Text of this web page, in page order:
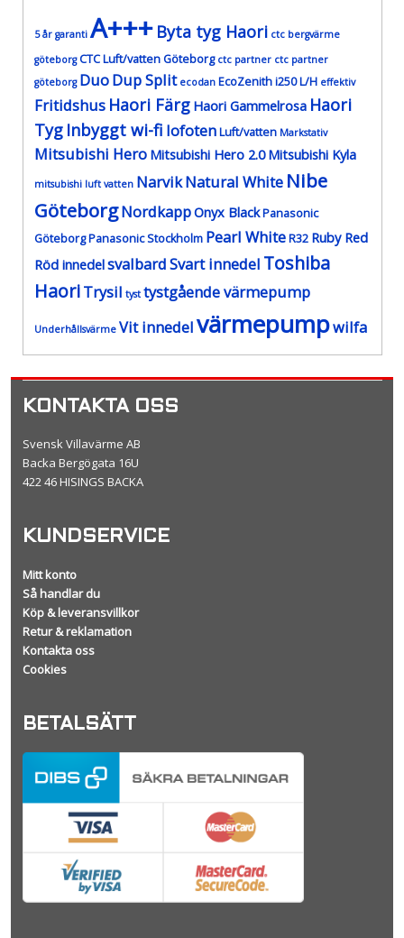
5 år garanti A+++ Byta tyg Haori ctc bergvärme
göteborg CTC Luft/vatten Göteborg ctc partner ctc partner
göteborg DuoDup Split ecodan EcoZenith i250 L/H effektiv
Fritidshus Haori Färg Haori Gammelrosa Haori
Tyg Inbyggt wi-fi lofotenLuft/vatten Markstativ
Mitsubishi Hero Mitsubishi Hero 2.0 Mitsubishi Kyla
mitsubishi luft vatten NarvikNatural White Nibe
GöteborgNordkappOnyx BlackPanasonic
GöteborgPanasonic Stockholm Pearl WhiteR32 Ruby Red
Röd innedelsvalbardSvart innedel Toshiba
HaoriTrysil tyst tystgående värmepump
Underhållsvärme Vit innedelvärmepumpwilfa
KONTAKTA OSS
Svensk Villavärme AB
Backa Bergögata 16U
422 46 HISINGS BACKA
KUNDSERVICE
Mitt konto
Så handlar du
Köp & leveransvillkor
Retur & reklamation
Kontakta oss
Cookies
BETALSÄTT